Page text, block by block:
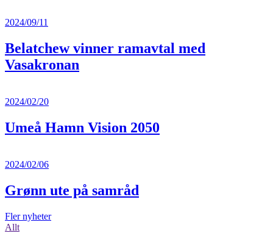
2024/09/11
Belatchew vinner ramavtal med
Vasakronan
2024/02/20
Umeå Hamn Vision 2050
2024/02/06
Grønn ute på samråd
Fler nyheter
Allt